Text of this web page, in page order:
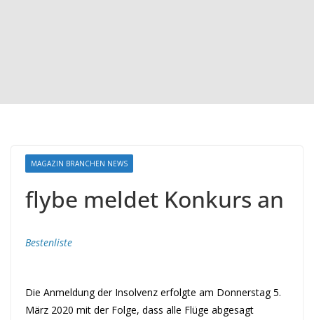
MAGAZIN BRANCHEN NEWS
flybe meldet Konkurs an
Bestenliste
Die Anmeldung der Insolvenz erfolgte am Donnerstag 5.
März 2020 mit der Folge, dass alle Flüge abgesagt